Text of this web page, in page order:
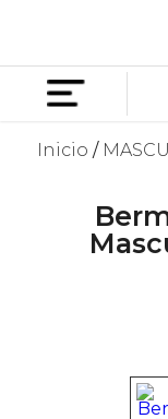
Inicio